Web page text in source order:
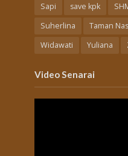
Sapi
save kpk
Suherlina
Taman
Widawati
Yuliana
Video Senarai